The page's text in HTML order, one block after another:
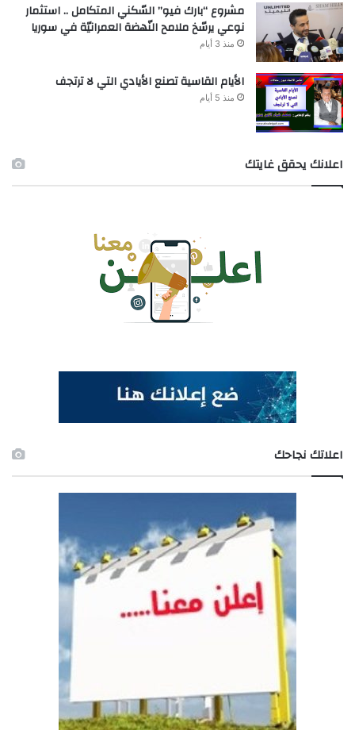
مشروع “بارك فيو” السّكني المتكامل .. استثمار
نوعي يرسّخ ملامح النّهضة العمرانيّة في سوريا
منذ 3 أيام
الأيام القاسية تصنع الأيادي التي لا ترتجف
منذ 5 أيام
اعلانك يحقق غايتك
اعلاتك نجاحك